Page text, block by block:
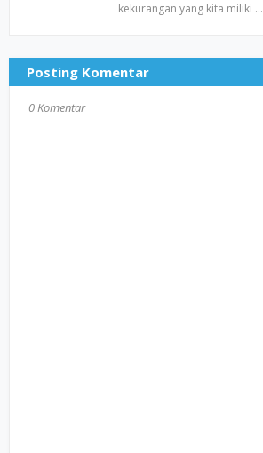
kekurangan yang kita miliki …
Posting Komentar
0 Komentar